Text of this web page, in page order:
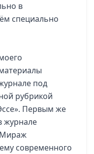
в
специально
под
рубрикой
Первым же
журнале
современного